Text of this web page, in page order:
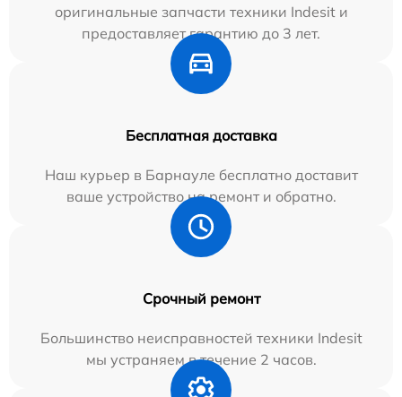
оригинальные запчасти техники Indesit и
предоставляет гарантию до 3 лет.
Бесплатная доставка
Наш курьер в Барнауле бесплатно доставит
ваше устройство на ремонт и обратно.
Срочный ремонт
Большинство неисправностей техники Indesit
мы устраняем в течение 2 часов.